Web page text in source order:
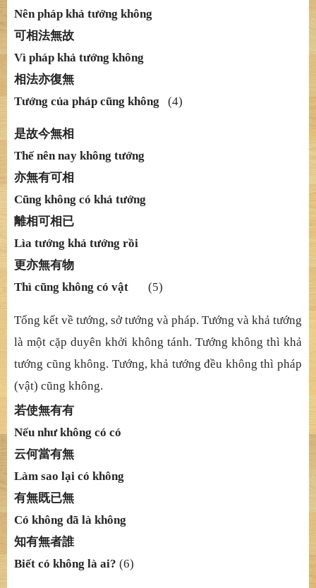
Nên pháp khả tướng không
可相法無故
Vì pháp khả tướng không
相法亦復無
Tướng của pháp cũng không (4)
是故今無相
Thếnên nay không tướng
亦無有可相
Cũng không có khả tướng
離相可相已
Lìa tướng khả tướng rồi
更亦無有物
Thì cũng không có vật (5)
Tổng kết về tướng, sởtướng và pháp. Tướng và khả tướng
là một cặp duyên khởi không tánh. Tướng không thì khả
tướng cũng không. Tướng, khả tướng đều không thì pháp
(vật) cũng không.
若使無有有
Nếu như không có có
云何當有無
Làm sao lại có không
有無既已無
Có không đã là không
知有無者誰
Biết có không là ai? (6)